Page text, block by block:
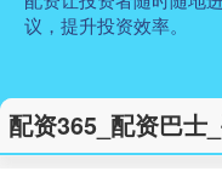
议，提升投资效率。
配资365_配资巴士